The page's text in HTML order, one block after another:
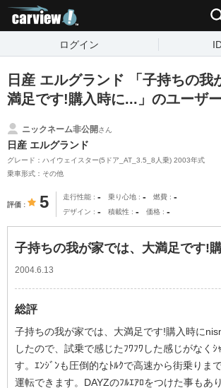
ログイン
日産 エルグランド 「子持ちの我
満足です!購入時に...」のユーザ
ニックネーム非公開さん
日産 エルグランド
グレード：ハイウェイスター(5ドア_AT_3.5_8人乗) 2003年式
乗車形式：その他
評価 5 走行性能 - 乗り心地 - 燃費 -
デザイン - 積載性 - 価格 -
子持ちの我が家では、大満足です!
2004.6.13
総評
子持ちの我が家では、大満足です!購入時に
したので、試乗で感じたﾌﾜﾌﾜした感じがなくｼ
す。ｴﾝｼﾞﾝも圧倒的なﾄﾙｸで高速から街乗りま
運転できます。DAYZのﾌﾙｴｱﾛをつけた事もあ